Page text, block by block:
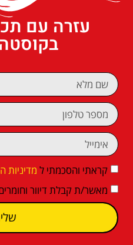
עזרה עם
קראתי והסכמתי ל מדיניות
מאשר/ת קבלת דיוור